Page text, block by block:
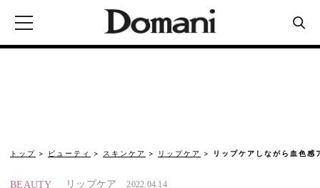
トップ ビューティ スキンケア リップケア リップケアしながら血色
BEAUTY リップケア 2022.04.14